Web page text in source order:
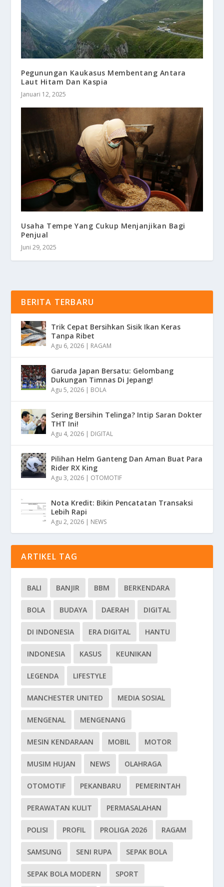
Pegunungan Kaukasus Membentang Antara
Laut Hitam Dan Kaspia
Januari 12, 2025
Usaha Tempe Yang Cukup Menjanjikan Bagi
Penjual
Juni 29, 2025
BERITA TERBARU
Trik Cepat Bersihkan Sisik Ikan Keras
Tanpa Ribet
Agu 6, 2026 | RAGAM
Garuda Japan Bersatu: Gelombang
Dukungan Timnas Di Jepang!
Agu 5, 2026 | BOLA
Sering Bersihin Telinga? Intip Saran Dokter
THT Ini!
Agu 4, 2026 | DIGITAL
Pilihan Helm Ganteng Dan Aman Buat Para
Rider RX King
Agu 3, 2026 | OTOMOTIF
Nota Kredit: Bikin Pencatatan Transaksi
Lebih Rapi
Agu 2, 2026 | NEWS
ARTIKEL TAG
BALI BANJIR BBM BERKENDARA
BOLA BUDAYA DAERAH DIGITAL
DI INDONESIA ERA DIGITAL HANTU
INDONESIA KASUS KEUNIKAN
LEGENDA LIFESTYLE
MANCHESTER UNITED MEDIA SOSIAL
MENGENAL MENGENANG
MESIN KENDARAAN MOBIL MOTOR
MUSIM HUJAN NEWS OLAHRAGA
OTOMOTIF PEKANBARU PEMERINTAH
PERAWATAN KULIT PERMASALAHAN
POLISI PROFIL PROLIGA 2026 RAGAM
SAMSUNG SENI RUPA SEPAK BOLA
SEPAK BOLA MODERN SPORT